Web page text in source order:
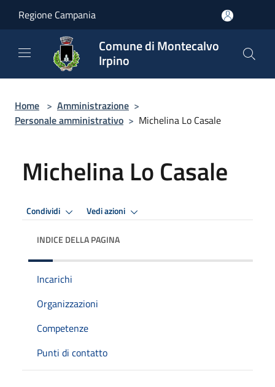
Regione Campania
Comune di Montecalvo
Irpino
Home > Amministrazione >
Personale amministrativo > Michelina Lo Casale
Michelina Lo Casale
Condividi Vedi azioni
INDICE DELLA PAGINA
Incarichi
Organizzazioni
Competenze
Punti di contatto